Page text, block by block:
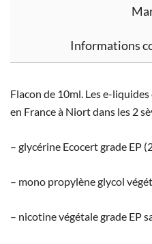
Informations
Flacon de 10ml. Les e-
en France à Niort dans les 2
– glycérine Ecocert grade EP
– mono propylène glycol
– nicotine végétale grade EP